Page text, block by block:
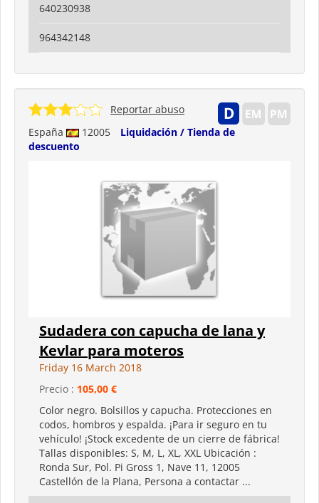
640230938
964342148
España 12005
Liquidación / Tienda de
descuento
Reportar abuso
Sudadera con capucha de lana y
Kevlar para moteros
Friday 16 March 2018
Precio : 105,00 €
Color negro. Bolsillos y capucha. Protecciones en
codos, hombros y espalda. ¡Para ir seguro en tu
vehículo! ¡Stock excedente de un cierre de fábrica!
Tallas disponibles: S, M, L, XL, XXL Ubicación :
Ronda Sur, Pol. Pi Gross 1, Nave 11, 12005
Castellón de la Plana, Persona a contactar ...